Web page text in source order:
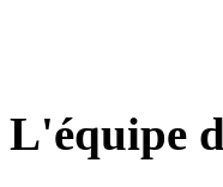
L'équipe